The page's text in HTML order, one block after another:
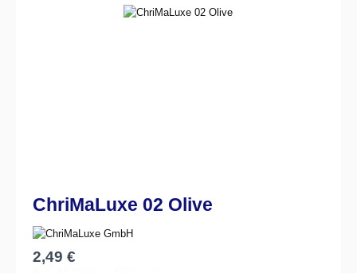
Bildergalerie überspringen
ChriMaLuxe 02 Olive
Regulärer Preis:
2,49 €